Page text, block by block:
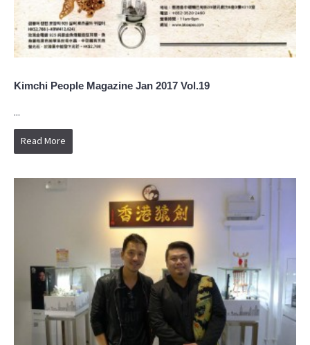
Kimchi People Magazine Jan 2017 Vol.19
...
Read More